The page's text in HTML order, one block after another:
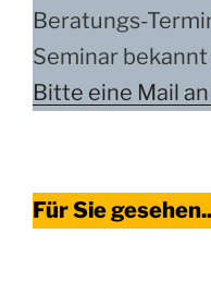
Beratungs-
Seminar
Bitte eine Mail
Für Sie